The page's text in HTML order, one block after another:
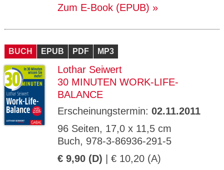
Zum E-Book (EPUB)
BUCH EPUB PDF MP3
Lothar Seiwert
30 MINUTEN WORK-LIFE-
BALANCE
Erscheinungstermin: 02.11.2011
96 Seiten, 17,0 x 11,5 cm
Buch, 978-3-86936-291-5
€ 9,90 (D) | € 10,20 (A)